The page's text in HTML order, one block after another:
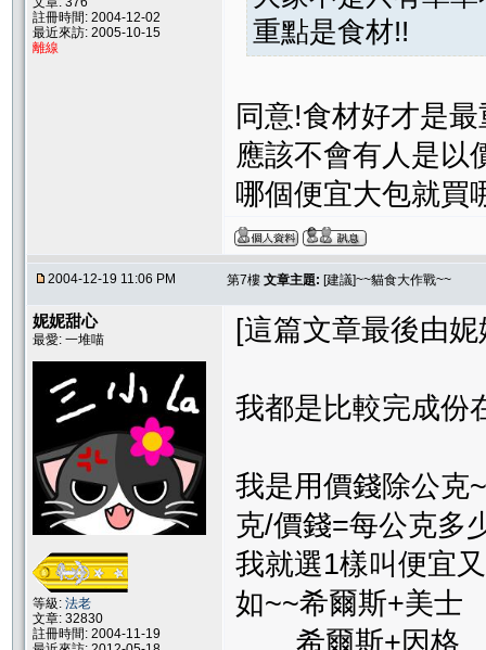
註冊時間: 2004-12-02
最近來訪: 2005-10-15
離線
重點是食材!!
同意!食材好才是
應該不會有人是以
哪個便宜大包就買
2004-12-19 11:06 PM 第7樓 文章主題: [建議]~~貓食大作戰~~
妮妮甜心
最愛: 一堆喵
等級: 法老
文章: 32830
註冊時間: 2004-11-19
[這篇文章最後由
我都是比較完成份
我是用價錢除公克
克/價錢=每公克多
我就選1樣叫便宜
如~~希爾斯+美士
希爾斯+因格